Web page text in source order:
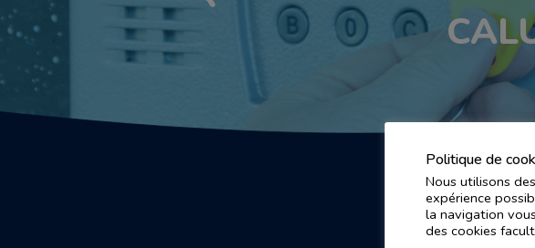
Politique de
Nous utilisons
expérience
la navigation
des cookies